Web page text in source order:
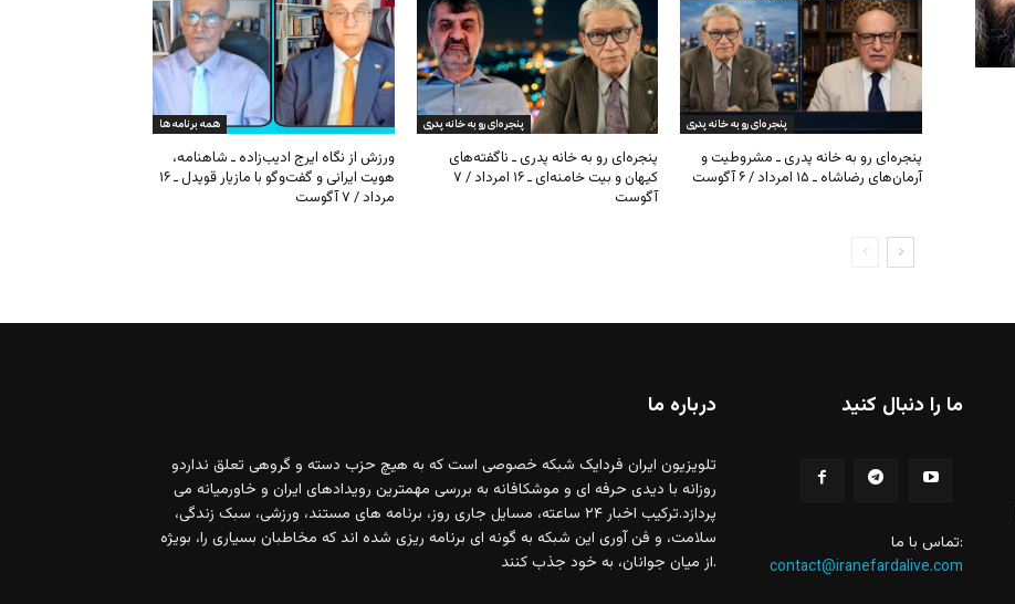
ما را دنبال کنید
تماس با ما:
contact@iranefardalive.com
درباره ما
تلویزیون ایران فردایک شبکه خصوصی است که به هیچ حزب دسته و گروهی تعلق نداردو
روزانه با دیدی حرفه ای و موشکافانه به بررسی مهمترین رویدادهای ایران و خاورمیانه می
پردازد.ترکیب اخبار ۲۴ ساعته، مسایل جاری روز، برنامه های مستند، ورزشی، سبک زندگی،
سلامت، و فن آوری این شبکه به گونه ای برنامه ریزی شده اند که مخاطبان بسیاری را، بویژه
از میان جوانان، به خود جذب کنند.